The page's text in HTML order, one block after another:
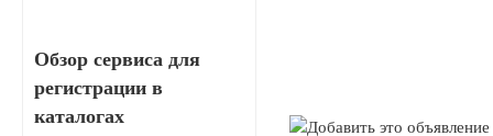
Обзор сервиса для
регистрации в
каталогах